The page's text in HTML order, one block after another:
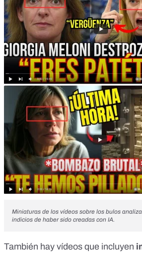
Miniaturas de los vídeos sobre los bulos
indicios de haber sido creadas con IA.
También hay vídeos que incluyen